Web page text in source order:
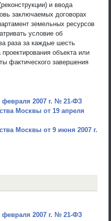
и ввода
заключаемых договорах
земельных ресурсов
условие об
раза за каждые шесть
объекта или
фактического завершения
февраля 2007 г. № 21-ФЗ
Москвы от 19 апреля
Москвы от 9 июня 2007 г.
февраля 2007 г. № 21-ФЗ